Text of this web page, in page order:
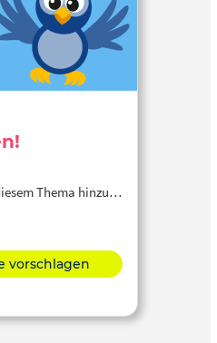
Thema hinzu…
vorschlagen